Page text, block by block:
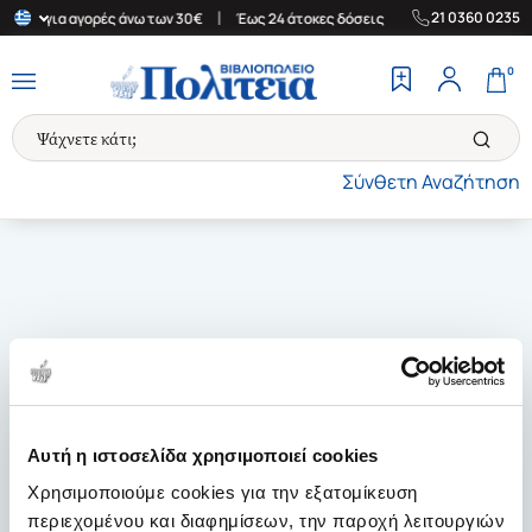
Αυτή η ιστοσελίδα χρησιμοποιεί cookies
Χρησιμοποιούμε cookies για την εξατομίκευση
περιεχομένου και διαφημίσεων, την παροχή λειτουργιών
για αγορές άνω των 30€ | Έως 24 άτοκες δόσεις | Δωρεάν
21 0360 0235
Σύνθετη Αναζήτηση
0